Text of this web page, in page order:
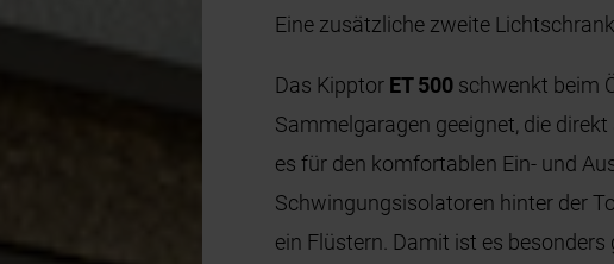
Eine zusätzliche zweite
Das Kipptor ET 500 schwenkt beim
Sammelgaragen geeignet, die
es für den komfortablen Ein- und
Schwingungsisolatoren hinter der
ein Flüstern. Damit ist es